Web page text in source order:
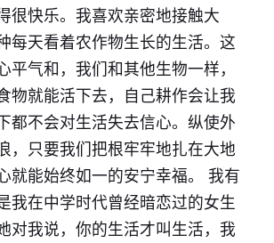
很快乐。我喜欢亲密地接触大
每天看着农作物生长的生活。这
平气和，我们和其他生物一样，
物就能活下去，自己耕作会让我
都不会对生活失去信心。纵使外
，只要我们把根牢牢地扎在大地
就能始终如一的安宁幸福。 我有
我在中学时代曾经暗恋过的女生
对我说，你的生活才叫生活，我